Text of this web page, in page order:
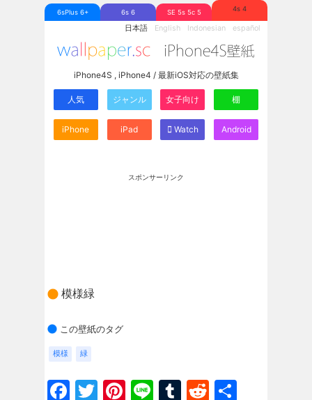
6sPlus 6+ 6s 6 SE 5s 5c 5 4s 4
日本語 English Indonesian español
iPhone4S , iPhone4 / 最新iOS対応の壁紙集
人気 ジャンル 女子向け 棚
iPhone iPad Watch Android
スポンサーリンク
模様緑
この壁紙のタグ
模様 緑
Facebook
Twitter
Pinterest
LineTumblr
Reddit